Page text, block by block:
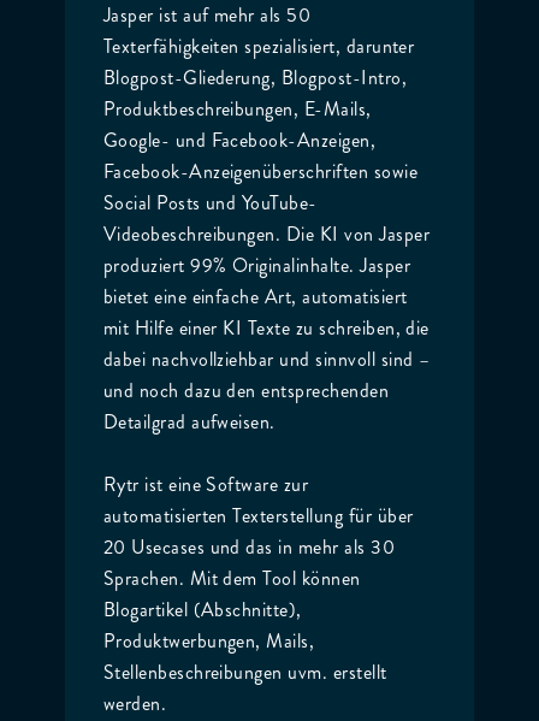
Jasper ist auf mehr als 50
Texterfähigkeiten spezialisiert, darunter
Blogpost-Gliederung, Blogpost-Intro,
Produktbeschreibungen, E-Mails,
Google- und Facebook-Anzeigen,
Facebook-Anzeigenüberschriften sowie
Social Posts und YouTube-
Videobeschreibungen. Die KI von Jasper
produziert 99% Originalinhalte. Jasper
bietet eine einfache Art, automatisiert
mit Hilfe einer KI Texte zu schreiben, die
dabei nachvollziehbar und sinnvoll sind –
und noch dazu den entsprechenden
Detailgrad aufweisen.
Rytr ist eine Software zur
automatisierten Texterstellung für über
20 Usecases und das in mehr als 30
Sprachen. Mit dem Tool können
Blogartikel (Abschnitte),
Produktwerbungen, Mails,
Stellenbeschreibungen uvm. erstellt
werden.